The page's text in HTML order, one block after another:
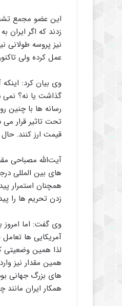
این عضو مجمع
عمل کرده ولی تاکنون هیچ فایده و
وی بیان کرد:
گذاشت یا نه؟ نمی
رسانه ها با چنین
تحت تاثیر قرار
قیمت ارز کنند.
آیت‌الله مصباحی
های بین المللی
همچنان استمرار
زدن تحریم ها را
آمریکایی ها تعامل
همین مقدار نیز
های بزرگ جهانی
همکار ایران